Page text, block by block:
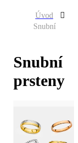
Úvod
Snubní
Snubní
prsteny